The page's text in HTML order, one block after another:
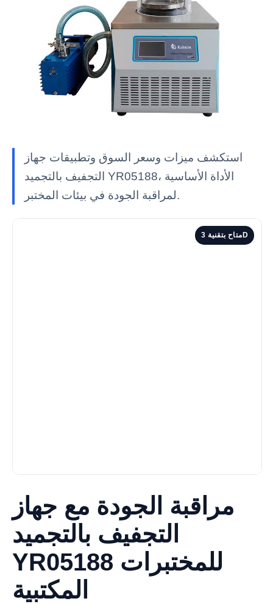
استكشف ميزات وسعر السوق وتطبيقات جهاز
التجفيف بالتجميد YR05188، الأداة الأساسية
لمراقبة الجودة في بيئات المختبر.
متاح بتقنية 3D
مراقبة الجودة مع جهاز
التجفيف بالتجميد
YR05188 للمختبرات
المكتبية